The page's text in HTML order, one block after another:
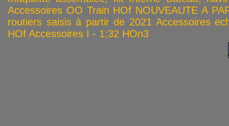
Accessoires OO Train HOf NOUVEAUTE A
routiers saisis à partir de 2021 Accessoires
HOf Accessoires I - 1;32 HOn3